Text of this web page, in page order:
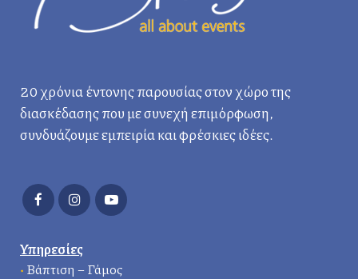
20 χρόνια έντονης παρουσίας στον χώρο της
διασκέδασης που με συνεχή επιμόρφωση,
συνδυάζουμε εμπειρία και φρέσκιες ιδέες.
Υπηρεσίες
• Βάπτιση – Γάμος